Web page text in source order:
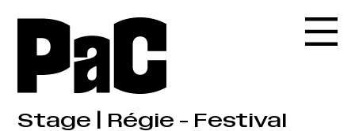
Stage | Régie - Festival